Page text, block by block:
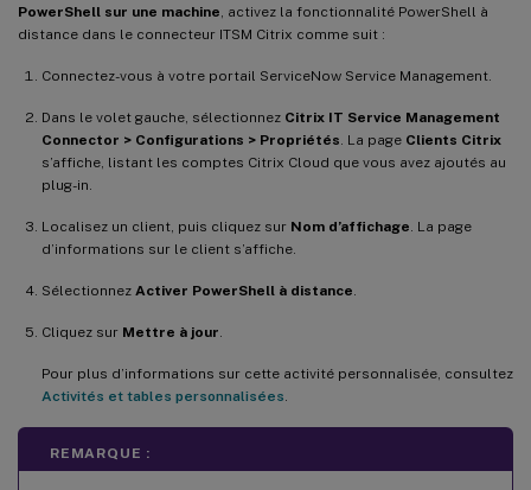
PowerShell sur une machine, activez la fonctionnalité PowerShell à
distance dans le connecteur ITSM Citrix comme suit :
Connectez-vous à votre portail ServiceNow Service Management.
Dans le volet gauche, sélectionnez Citrix IT Service Management
Connector > Configurations > Propriétés. La page Clients Citrix
s’affiche, listant les comptes Citrix Cloud que vous avez ajoutés au
plug-in.
Localisez un client, puis cliquez sur Nom d’affichage. La page
d’informations sur le client s’affiche.
Sélectionnez Activer PowerShell à distance.
Cliquez sur Mettre à jour.
Pour plus d’informations sur cette activité personnalisée, consultez
Activités et tables personnalisées.
REMARQUE :